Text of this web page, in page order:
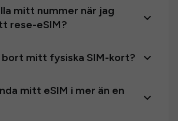
mitt nummer när jag
rese-eSIM?
mitt fysiska SIM-kort?
mitt eSIM i mer än en